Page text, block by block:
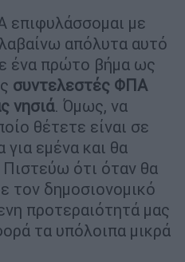
επιφυλάσσομαι με
απόλυτα αυτό
ένα πρώτο βήμα ως
συντελεστές ΦΠΑ
νησιά. Όμως, να
θέτετε είναι σε
εμένα και θα
ότι όταν θα
τον δημοσιονομικό
προτεραιότητά μας
τα υπόλοιπα μικρά